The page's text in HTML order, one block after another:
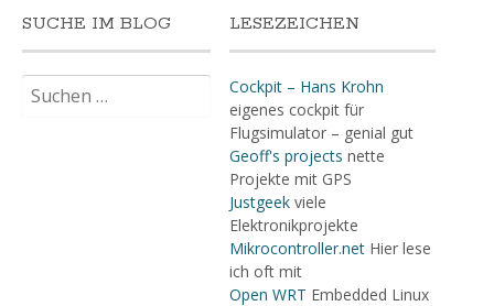
SUCHE IM BLOG
nach:
LESEZEICHEN
Cockpit – Hans Krohn
eigenes cockpit für
Flugsimulator – genial gut
Geoff's projects nette
Projekte mit GPS
Justgeekviele
Elektronikprojekte
Mikrocontroller.netHier lese
ich oft mit
Open WRT Embedded Linux